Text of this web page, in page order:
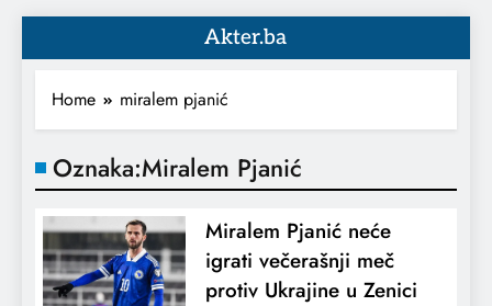
Akter.ba
Home miralem pjanić
Oznaka:Miralem Pjanić
Miralem Pjanić neće
igrati večerašnji meč
protiv Ukrajine u Zenici